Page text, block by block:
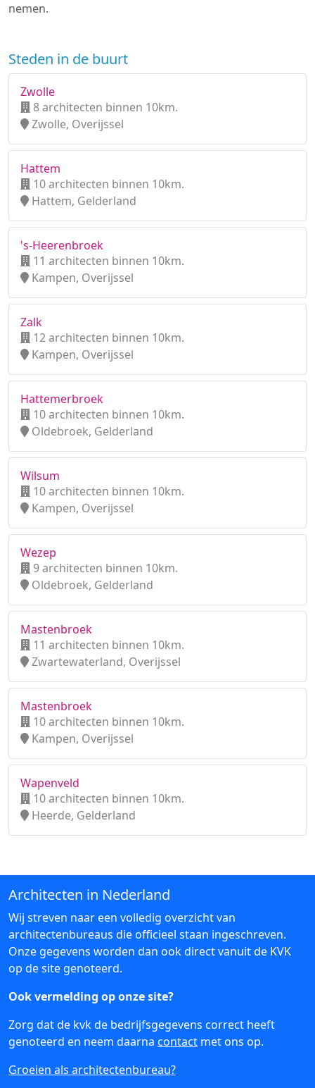
nemen.
Steden in de buurt
Zwolle
8 architecten binnen 10km.
Zwolle, Overijssel
Hattem
10 architecten binnen 10km.
Hattem, Gelderland
's-Heerenbroek
11 architecten binnen 10km.
Kampen, Overijssel
Zalk
12 architecten binnen 10km.
Kampen, Overijssel
Hattemerbroek
10 architecten binnen 10km.
Oldebroek, Gelderland
Wilsum
10 architecten binnen 10km.
Kampen, Overijssel
Wezep
9 architecten binnen 10km.
Oldebroek, Gelderland
Mastenbroek
11 architecten binnen 10km.
Zwartewaterland, Overijssel
Mastenbroek
10 architecten binnen 10km.
Kampen, Overijssel
Wapenveld
10 architecten binnen 10km.
Heerde, Gelderland
Architecten in Nederland
Wij streven naar een volledig overzicht van
architectenbureaus die officieel staan ingeschreven.
Onze gegevens worden dan ook direct vanuit de KVK
op de site genoteerd.
Ook vermelding op onze site?
Zorg dat de kvk de bedrijfsgegevens correct heeft
genoteerd en neem daarna contact met ons op.
Groeien als architectenbureau?